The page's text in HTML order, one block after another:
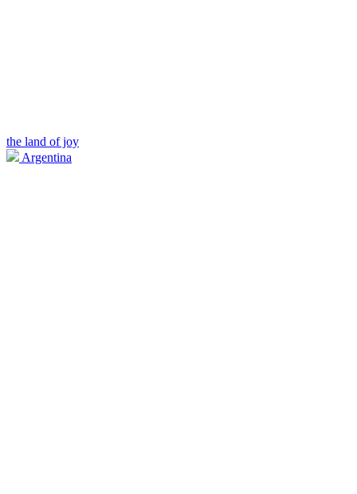
the land of joy
Argentina